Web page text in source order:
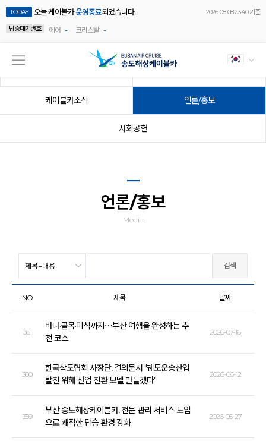
TODAY 오늘 케이블카운영종료되었습니다.
2026-08-08 23:40 기준
탑승대기번호
에어 - 크리스탈 -
케이블카소식 언론/홍보
사회공헌
언론/홍보
Media
NO 제목 날짜
361
바다·골목·미식까지⋯부산 여행을 완성하는 추
천 코스
2026-07-16
360
한국삭도협회 사장단, 결의문서 "궤도운송산업
발전 위해 산업 전환 모델 만들겠다"
2026-06-12
359
부산 송도해상케이블카, 전문 관리 서비스 도입
으로 쾌적한 탑승 환경 강화
2026-05-27